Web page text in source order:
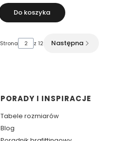
Do koszyka
Strona z 12 Następna
PORADY I INSPIRACJE
Tabele rozmiarów
Blog